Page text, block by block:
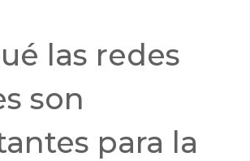
las redes
son
para la